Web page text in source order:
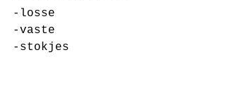
-losse
-vaste
-stokjes